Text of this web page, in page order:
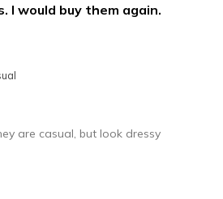
true to size
I would buy them again.
are casual, but look dressy